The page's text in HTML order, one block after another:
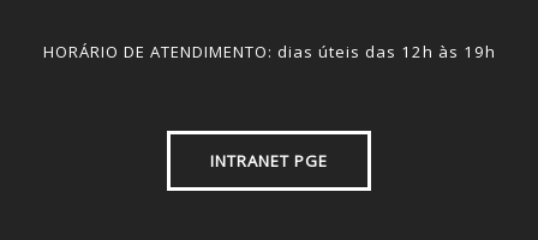
HORÁRIO DE ATENDIMENTO: dias úteis das 12h às 19h
INTRANET PGE